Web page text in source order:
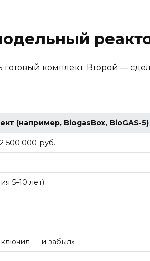
комплект. Второй —
(например, BiogasBox, BioGAS-5)
500 000 руб.
5–10 лет)
— и забыл»